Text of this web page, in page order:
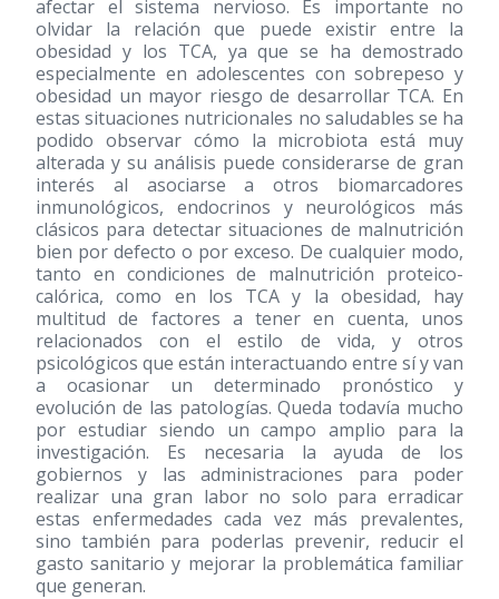
afectar el sistema nervioso. Es importante no
olvidar la relación que puede existir entre la
obesidad y los TCA, ya que se ha demostrado
especialmente en adolescentes con sobrepeso y
obesidad un mayor riesgo de desarrollar TCA. En
estas situaciones nutricionales no saludables se ha
podido observar cómo la microbiota está muy
alterada y su análisis puede considerarse de gran
interés al asociarse a otros biomarcadores
inmunológicos, endocrinos y neurológicos más
clásicos para detectar situaciones de malnutrición
bien por defecto o por exceso. De cualquier modo,
tanto en condiciones de malnutrición proteico-
calórica, como en los TCA y la obesidad, hay
multitud de factores a tener en cuenta, unos
relacionados con el estilo de vida, y otros
psicológicos que están interactuando entre sí y van
a ocasionar un determinado pronóstico y
evolución de las patologías. Queda todavía mucho
por estudiar siendo un campo amplio para la
investigación. Es necesaria la ayuda de los
gobiernos y las administraciones para poder
realizar una gran labor no solo para erradicar
estas enfermedades cada vez más prevalentes,
sino también para poderlas prevenir, reducir el
gasto sanitario y mejorar la problemática familiar
que generan.